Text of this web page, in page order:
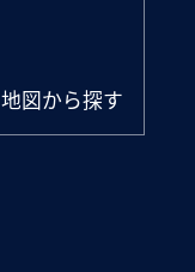
地図から探す